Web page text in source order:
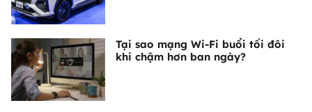
Tại sao mạng Wi-Fi buổi tối đôi
khi chậm hơn ban ngày?